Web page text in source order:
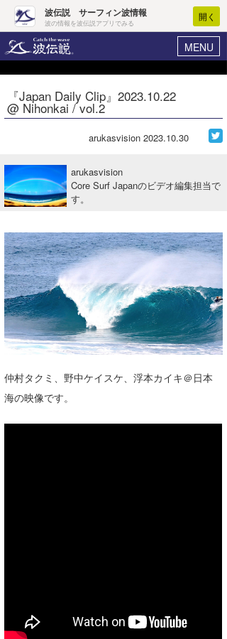
波伝説 サーフィン波情報
波の情報を波伝説アプリでみる
開く
MENU
ヘルプ マイホーム
ログイン
波情報･概況
WAVE HUNTER 波予想ツール
ニュース
サーフィンエリアガイド
会員メニュー
今月のプレゼント
『Japan Daily Clip』2023.10.22
@ Nihonkai / vol.2
arukasvision 2023.10.30
arukasvision
Core Surf Japanのビデオ編集担当で
す。
仲村タクミ、野中ケイスケ、浮本カイキ＠日本
海の映像です。
Core Surf Japan
アート＆エンタメ
トラベル
ショップ情報
ショップ情報
湘南
千葉北
伊豆
ウラナミ
お知らせ
ライター/寄稿メディア